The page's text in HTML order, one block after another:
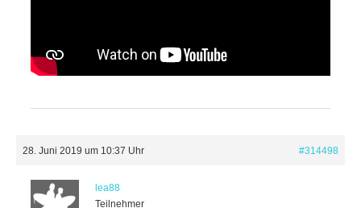
28. Juni 2019 um 10:37 Uhr #314498
lea88
Teilnehmer